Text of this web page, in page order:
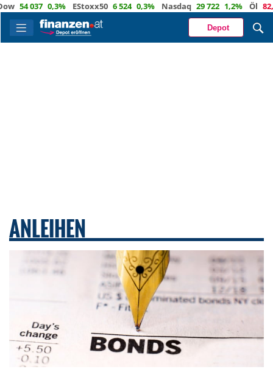
037 0,3% EStoxx50 6 524 0,3% Nasdaq 29 722 1,2% Öl 82,1 -
Depot
ANLEIHEN